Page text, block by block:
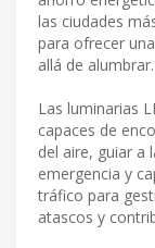
las ciudades
para ofrecer
allá de alumbrar.
Las luminarias
capaces de
del aire, guiar a
emergencia y
tráfico para
atascos y